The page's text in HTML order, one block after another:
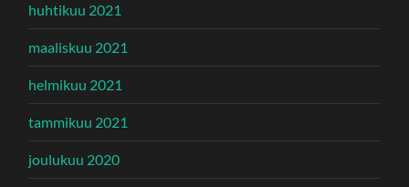
huhtikuu 2021
maaliskuu 2021
helmikuu 2021
tammikuu 2021
joulukuu 2020